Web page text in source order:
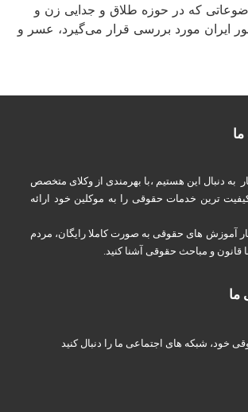
که در حوزه طلاق و جدایی زن و
ایران مورد بررسی قرار می‌گیرد، عسر و
به دنبال این هستیم ،با بهرمندی از وکلای متخصص
ترین خدمات حقوقی را به موکلین خود ارائه
آموزش های حقوقی به صورت کاملا رایگان، مردم
قانون و مباحث حقوقی آشنا کنید.
ما
خود، شبکه های اجتماعی ما را دنبال کنید